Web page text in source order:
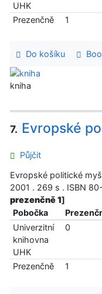
UHK
Prezenčně 1
Do košíku
kniha
7. Evropské
Půjčit
Evropské politické
2001 . 269 s . ISBN
prezenčně 1]
Pobočka
Univerzitní
knihovna
UHK
0
Prezenčně 1